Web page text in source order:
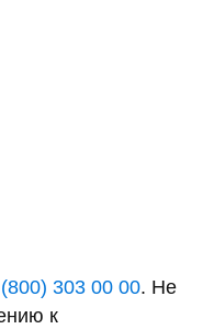
303 00 00. Не
к